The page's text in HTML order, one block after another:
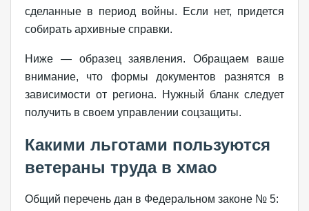
сделанные в период войны. Если нет, придется
собирать архивные справки.
Ниже — образец заявления. Обращаем ваше
внимание, что формы документов разнятся в
зависимости от региона. Нужный бланк следует
получить в своем управлении соцзащиты.
Какими льготами пользуются
ветераны труда в хмао
Общий перечень дан в Федеральном законе № 5: